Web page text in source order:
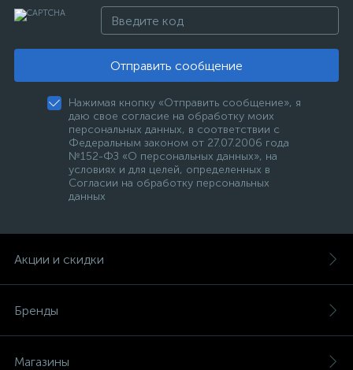
Отправить сообщение
Нажимая кнопку «Отправить сообщение», я
даю свое согласие на обработку моих
персональных данных, в соответствии с
Федеральным законом от 27.07.2006 года
№152-ФЗ «О персональных данных», на
условиях и для целей, определенных в
Согласии на обработку персональных
данных
Акции и скидки
Бренды
Магазины